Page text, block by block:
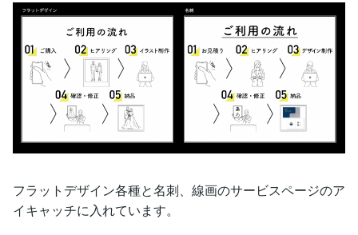
フラットデザイン各種と名刺、線画のサービスページのア
イキャッチに入れています。